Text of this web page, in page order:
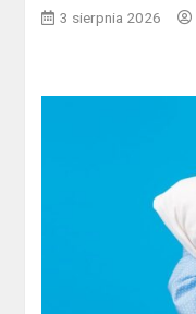
3 sierpnia 2026